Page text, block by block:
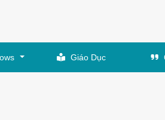
Giáo Dục